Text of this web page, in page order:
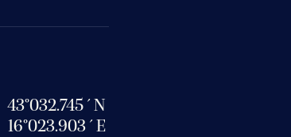
43°032.745´N
16°023.903´E